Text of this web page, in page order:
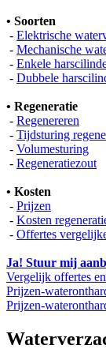
• Soorten
- Elektrische
- Mechanische
- Enkele
- Dubbele
• Regeneratie
- Regenereren
- Tijdsturing
- Volumesturing
- Regeneratiezout
• Kosten
- Prijzen
- Kosten
- Offertes
Ja! Stuur mij
Vergelijk offertes
Prijzen-
Prijzen-